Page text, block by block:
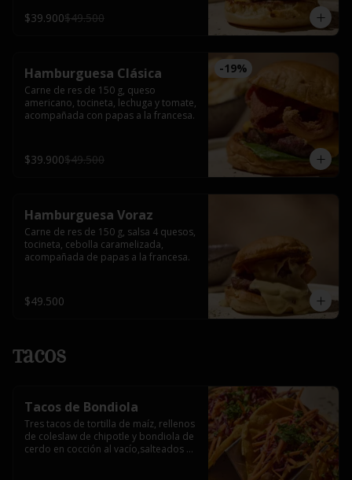
$39.900$49.500
-19%
Hamburguesa Clásica
Carne de res de 150 g, queso
americano, tocineta, lechuga y tomate,
acompañada con papas a la francesa.
$39.900$49.500
Hamburguesa Voraz
Carne de res de 150 g, salsa 4 quesos,
tocineta, cebolla caramelizada,
acompañada de papas a la francesa.
$49.500
Tacos
Tacos de Bondiola
Tres tacos de tortilla de maíz, rellenos
de coleslaw de chipotle y bondiola de
cerdo en cocción al vacío,salteados